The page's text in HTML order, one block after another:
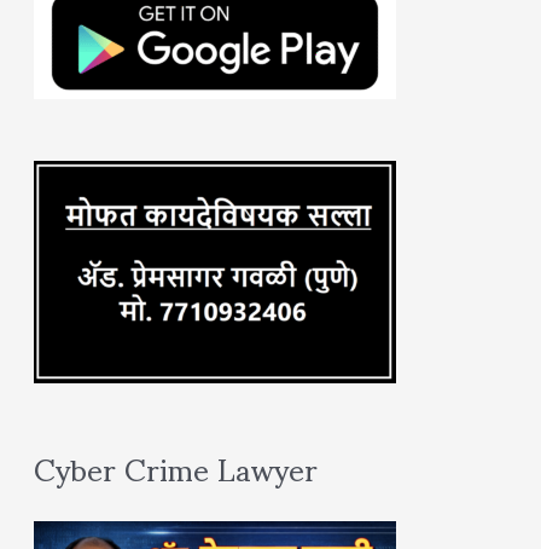
:
Cyber Crime Lawyer